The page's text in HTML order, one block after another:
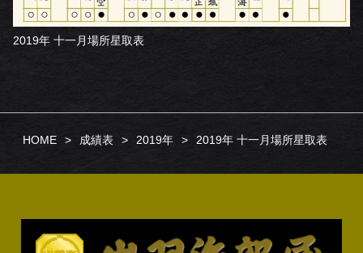
2019年 十一月場所星取表
HOME 成績表 2019年 2019年 十一月場所星取表